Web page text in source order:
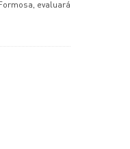
evaluará